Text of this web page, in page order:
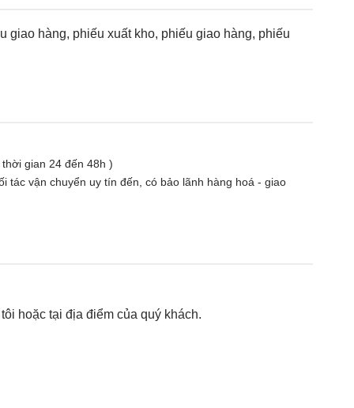
hàng, phiếu xuất kho, phiếu giao hàng, phiếu
gian 24 đến 48h )
tác vận chuyển uy tín đến, có bảo lãnh hàng hoá - giao
hoặc tại địa điểm của quý khách.